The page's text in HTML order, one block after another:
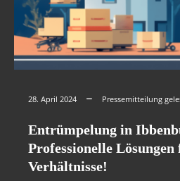
28. April 2024 Pressemitteilung
Entrümpelung in
Professionelle
Verhältnisse!